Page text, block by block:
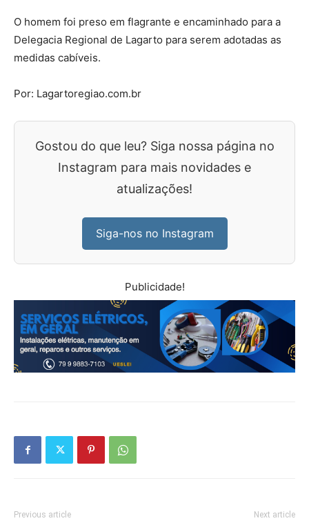
O homem foi preso em flagrante e encaminhado para a
Delegacia Regional de Lagarto para serem adotadas as
medidas cabíveis.
Por: Lagartoregiao.com.br
Gostou do que leu? Siga nossa página no
Instagram para mais novidades e
atualizações!
Siga-nos no Instagram
Publicidade!
Previous article Next article